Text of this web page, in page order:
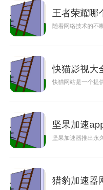
王者荣耀哪
随着网络技术的不
快猫影视大
快猫网站是一个提
坚果加速
坚果加速器推出永
猎豹加速器